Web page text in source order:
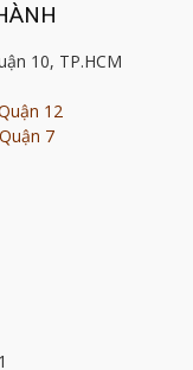
10, TP.HCM
12
7